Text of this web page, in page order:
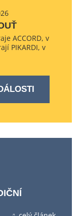
ACCORD, v
PIKARDI, v